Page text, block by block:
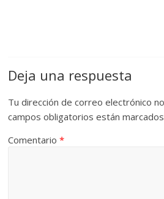
Deja una respuesta
Tu dirección de correo electrónico
campos obligatorios están
Comentario*